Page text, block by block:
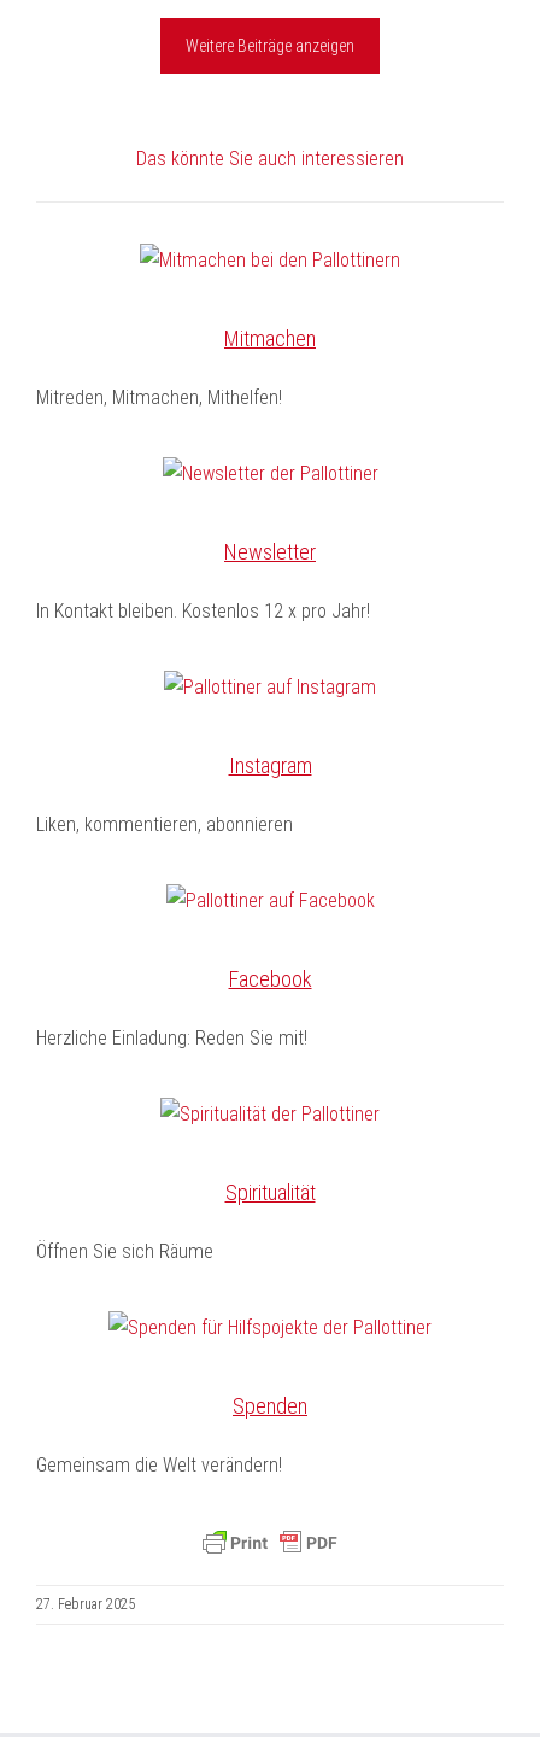
Weitere Beiträge anzeigen
Das könnte Sie auch interessieren
Mitmachen
Mitreden, Mitmachen, Mithelfen!
Newsletter
In Kontakt bleiben. Kostenlos 12 x pro Jahr!
Instagram
Liken, kommentieren, abonnieren
Facebook
Herzliche Einladung: Reden Sie mit!
Spiritualität
Öffnen Sie sich Räume
Spenden
Gemeinsam die Welt verändern!
27. Februar 2025